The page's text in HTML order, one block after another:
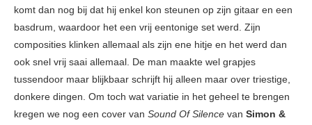
komt dan nog bij dat hij enkel kon steunen op zijn gitaar en een
basdrum, waardoor het een vrij eentonige set werd. Zijn
composities klinken allemaal als zijn ene hitje en het werd dan
ook snel vrij saai allemaal. De man maakte wel grapjes
tussendoor maar blijkbaar schrijft hij alleen maar over triestige,
donkere dingen. Om toch wat variatie in het geheel te brengen
kregen we nog een cover van Sound Of Silence van Simon &